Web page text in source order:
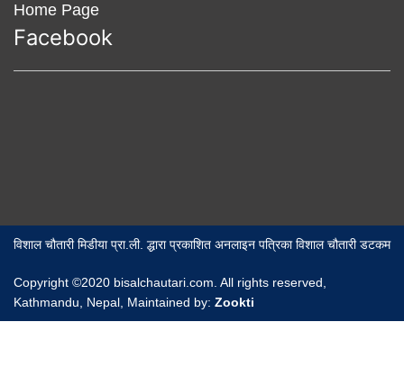
Home Page
Facebook
विशाल चौतारी मिडीया प्रा.ली. द्धारा प्रकाशित अनलाइन पत्रिका विशाल चौतारी डटकम
Copyright ©2020 bisalchautari.com. All rights reserved,
Kathmandu, Nepal, Maintained by: Zookti